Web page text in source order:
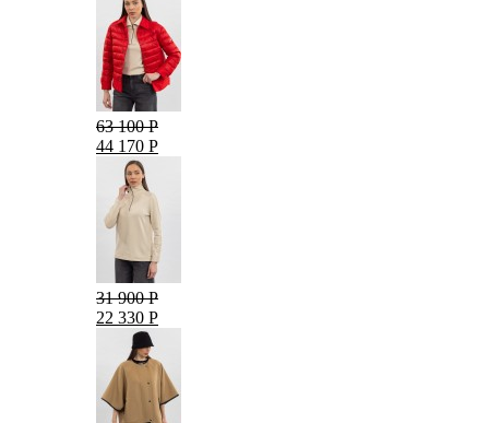
63 100 Р
44 170 Р
31 900 Р
22 330 Р